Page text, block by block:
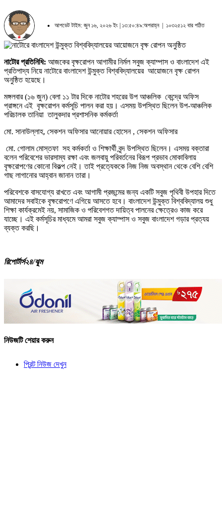
আপডেট টাইম: জুন ১৬, ২০২৬ ইং | ১৩:৫০:৪৯:অপরাহ্ন | ১০৩২৫১২ বার পঠিত
নাটোর প্রতিনিধি: আজকের বৃক্ষরোপন আগামীর নির্মল সবুজ ক্যাম্পাস ও বাংলাদেশ এই
প্রতিপাদ্য নিয়ে নাটোরে বাংলাদেশ উন্মুক্ত বিশ্ববিদ্যালয়ের আয়োজনে বৃক্ষ রোপন
অনুষ্ঠিত হয়েছে।
মঙ্গলবার (১৬ জুন) বেলা ১১ টার দিকে নাটোর শহরের উপ আঞ্চলিক কেন্দ্রে অফিস
প্রাঙ্গনে এই বৃক্ষরোপন কর্মসূচি পালন করা হয়। এসময় উপস্থিত ছিলেন উপ-আঞ্চলিক
পরিচালক তানিয়া তালুকদার প্রশাসনিক কর্মকর্তা
মো. সানাউল্লাহ, সেকশন অফিসার আনোয়ার হোসেন , সেকশন অফিসার
মো. গোলাম মোস্তফা সহ কর্মকর্তা ও শিক্ষার্থী বৃন্দ উপস্থিত ছিলেন। এসময় বক্তারা
বলেন পরিবেশের ভারসাম্য রক্ষা এবং জলবায়ু পরিবর্তনের বিরূপ প্রভাব মোকাবিলায়
বৃক্ষরোপণের কোনো বিকল্প নেই। তাই প্রত্যেককে নিজ নিজ অবস্থান থেকে বেশি বেশি
গাছ লাগানোর আহ্বান জানান তারা।
পরিবেশকে বাসযোগ্য রাখতে এবং আগামী প্রজন্মের জন্য একটি সবুজ পৃথিবী উপহার দিতে
আমাদের সবাইকে বৃক্ষরোপণে এগিয়ে আসতে হবে। বাংলাদেশ উন্মুক্ত বিশ্ববিদ্যালয় শুধু
শিক্ষা কার্যক্রমেই নয়, সামাজিক ও পরিবেশগত দায়িত্ব পালনের ক্ষেত্রেও কাজ করে
যাচ্ছে। এই কর্মসূচির মাধ্যমে আমরা সবুজ ক্যাম্পাস ও সবুজ বাংলাদেশ গড়ার প্রত্যয়
ব্যক্ত করছি।
রিপোর্টার্স২৪/ঝুম
নিউজটি শেয়ার করুন
প্রিন্ট নিউজ দেখুন